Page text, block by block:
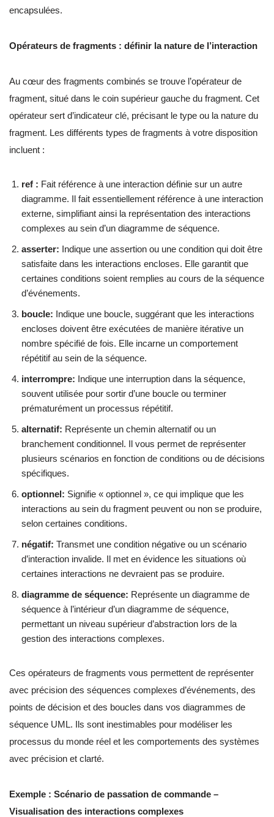
encapsulées.
Opérateurs de fragments : définir la nature de l’interaction
Au cœur des fragments combinés se trouve l’opérateur de
fragment, situé dans le coin supérieur gauche du fragment. Cet
opérateur sert d’indicateur clé, précisant le type ou la nature du
fragment. Les différents types de fragments à votre disposition
incluent :
ref : Fait référence à une interaction définie sur un autre
diagramme. Il fait essentiellement référence à une interaction
externe, simplifiant ainsi la représentation des interactions
complexes au sein d’un diagramme de séquence.
asserter: Indique une assertion ou une condition qui doit être
satisfaite dans les interactions encloses. Elle garantit que
certaines conditions soient remplies au cours de la séquence
d’événements.
boucle: Indique une boucle, suggérant que les interactions
encloses doivent être exécutées de manière itérative un
nombre spécifié de fois. Elle incarne un comportement
répétitif au sein de la séquence.
interrompre: Indique une interruption dans la séquence,
souvent utilisée pour sortir d’une boucle ou terminer
prématurément un processus répétitif.
alternatif: Représente un chemin alternatif ou un
branchement conditionnel. Il vous permet de représenter
plusieurs scénarios en fonction de conditions ou de décisions
spécifiques.
optionnel: Signifie « optionnel », ce qui implique que les
interactions au sein du fragment peuvent ou non se produire,
selon certaines conditions.
négatif: Transmet une condition négative ou un scénario
d’interaction invalide. Il met en évidence les situations où
certaines interactions ne devraient pas se produire.
diagramme de séquence: Représente un diagramme de
séquence à l’intérieur d’un diagramme de séquence,
permettant un niveau supérieur d’abstraction lors de la
gestion des interactions complexes.
Ces opérateurs de fragments vous permettent de représenter
avec précision des séquences complexes d’événements, des
points de décision et des boucles dans vos diagrammes de
séquence UML. Ils sont inestimables pour modéliser les
processus du monde réel et les comportements des systèmes
avec précision et clarté.
Exemple : Scénario de passation de commande –
Visualisation des interactions complexes